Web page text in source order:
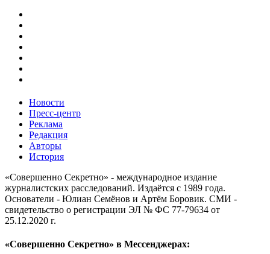
Новости
Пресс-центр
Реклама
Редакция
Авторы
История
«Совершенно Секретно» - международное издание
журналистских расследований. Издаётся с 1989 года.
Основатели - Юлиан Семёнов и Артём Боровик. CМИ -
свидетельство о регистрации ЭЛ № ФС 77-79634 от
25.12.2020 г.
«Совершенно Секретно» в Мессенджерах: